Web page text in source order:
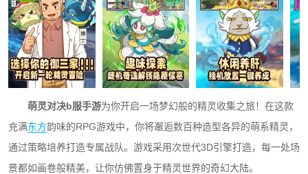
萌灵对决b服手游为你开启一场梦幻般的精灵收集之旅！在这款
充满东方韵味的RPG游戏中，你将邂逅数百种造型各异的萌系精灵，
通过策略培养打造专属战队。游戏采用次世代3D引擎打造，每一处场
景都如画卷般精美，让你仿佛置身于精灵世界的奇幻大陆。